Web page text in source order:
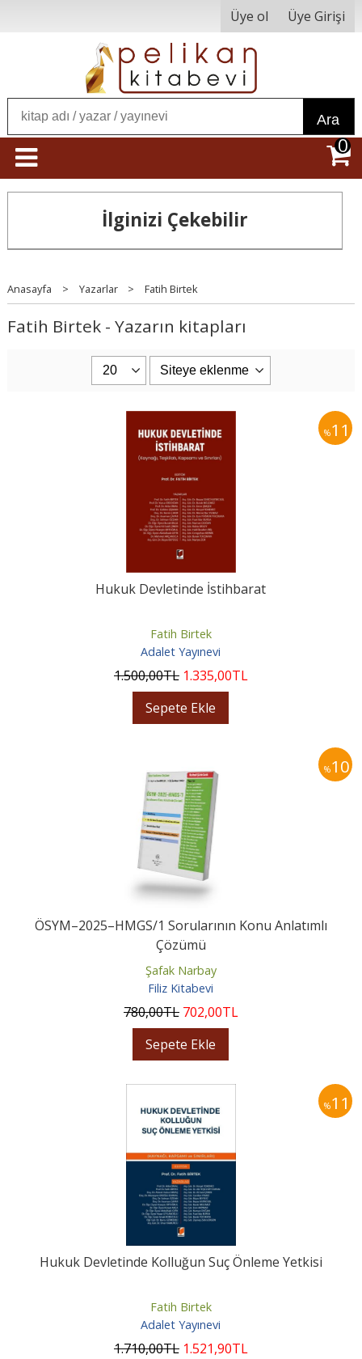
Üye ol Üye Girişi
Ara
0
İlginizi Çekebilir
Anasayfa > Yazarlar > Fatih Birtek
Fatih Birtek - Yazarın kitapları
%11
Hukuk Devletinde İstihbarat
Fatih Birtek
Adalet Yayınevi
1.500,00TL 1.335,00TL
Sepete Ekle
%10
ÖSYM–2025–HMGS/1 Sorularının Konu Anlatımlı
Çözümü
Şafak Narbay
Filiz Kitabevi
780,00TL 702,00TL
Sepete Ekle
%11
Hukuk Devletinde Kolluğun Suç Önleme Yetkisi
Fatih Birtek
Adalet Yayınevi
1.710,00TL 1.521,90TL